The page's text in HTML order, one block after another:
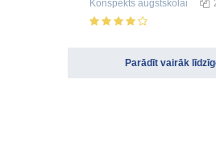
Konspekts augstskolai
Parādīt vairāk